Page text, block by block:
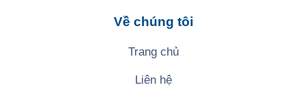
Về chúng tôi
Trang chủ
Liên hệ